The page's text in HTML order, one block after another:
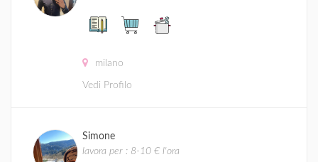
milano
Vedi Profilo
Simone
lavora per : 8-10 € l'ora